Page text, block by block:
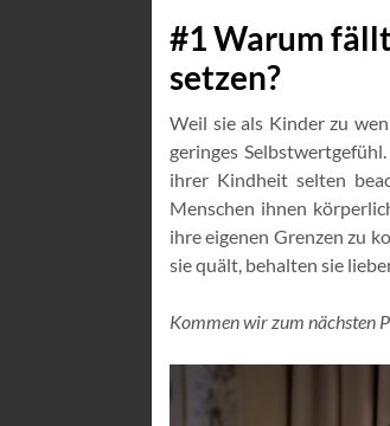
#1 Warum
setzen?
Weil sie als Kinder zu
geringes
ihrer Kindheit selten
Menschen ihnen
ihre eigenen Grenzen zu
sie quält, behalten sie
Kommen wir zum nächsten